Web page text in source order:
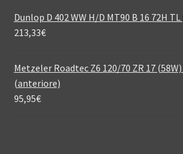
Dunlop D 402 WW H/D MT90 B 16 72H
213,33€
Metzeler Roadtec Z6 120/70 ZR 17
(anteriore)
95,95€